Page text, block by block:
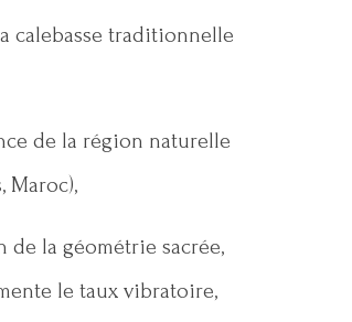
calebasse traditionnelle
de la région naturelle
Maroc),
de la géométrie sacrée,
le taux vibratoire,